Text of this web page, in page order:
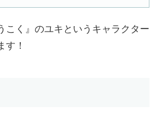
こく』のユキというキャラクター
す！